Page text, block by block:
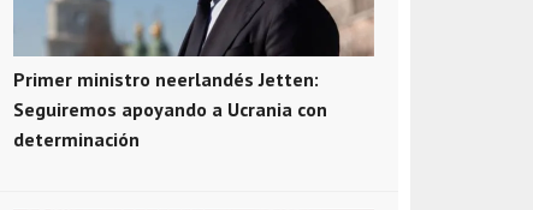
Primer ministro neerlandés Jetten:
Seguiremos apoyando a Ucrania con
determinación